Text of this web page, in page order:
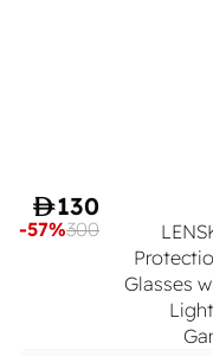
Glasses
130
300
-57%